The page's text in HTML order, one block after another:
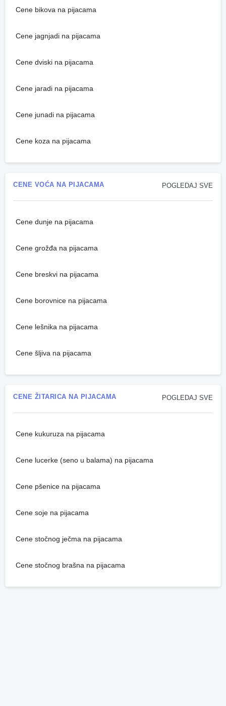
Cene bikova na pijacama
Cene jagnjadi na pijacama
Cene dviski na pijacama
Cene jaradi na pijacama
Cene junadi na pijacama
Cene koza na pijacama
POGLEDAJ SVE
CENE VOĆA NA PIJACAMA
Cene dunje na pijacama
Cene grožđa na pijacama
Cene breskvi na pijacama
Cene borovnice na pijacama
Cene lešnika na pijacama
Cene šljiva na pijacama
POGLEDAJ SVE
CENE ŽITARICA NA PIJACAMA
Cene kukuruza na pijacama
Cene lucerke (seno u balama) na pijacama
Cene pšenice na pijacama
Cene soje na pijacama
Cene stočnog ječma na pijacama
Cene stočnog brašna na pijacama